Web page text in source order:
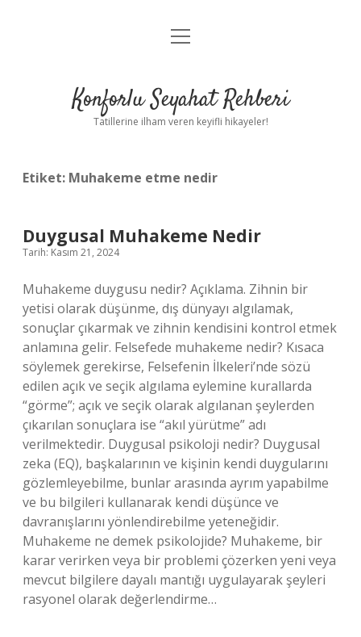
Anasayfa
Yasal Uyarı
menüyü
Konforlu Seyahat Rehberi
Tatillerine ilham veren keyifli hikayeler!
Etiket: Muhakeme etme nedir
Duygusal Muhakeme Nedir
Tarih: Kasım 21, 2024
Muhakeme duygusu nedir? Açıklama. Zihnin bir
yetisi olarak düşünme, dış dünyayı algılamak,
sonuçlar çıkarmak ve zihnin kendisini kontrol etmek
anlamına gelir. Felsefede muhakeme nedir? Kısaca
söylemek gerekirse, Felsefenin İlkeleri’nde sözü
edilen açık ve seçik algılama eylemine kurallarda
“görme”; açık ve seçik olarak algılanan şeylerden
çıkarılan sonuçlara ise “akıl yürütme” adı
verilmektedir. Duygusal psikoloji nedir? Duygusal
zeka (EQ), başkalarının ve kişinin kendi duygularını
gözlemleyebilme, bunlar arasında ayrım yapabilme
ve bu bilgileri kullanarak kendi düşünce ve
davranışlarını yönlendirebilme yeteneğidir.
Muhakeme ne demek psikolojide? Muhakeme, bir
karar verirken veya bir problemi çözerken yeni veya
mevcut bilgilere dayalı mantığı uygulayarak şeyleri
rasyonel olarak değerlendirme…